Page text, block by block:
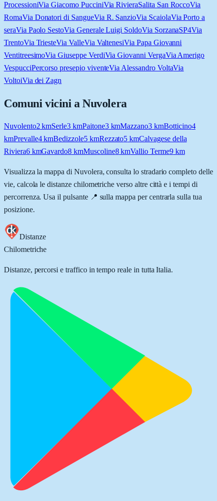
ProcessioniVia Giacomo PucciniVia RivieraSalita San RoccoVia
RomaVia Donatori di SangueVia R. SanzioVia ScaiolaVia Porto a
seraVia Paolo SestoVia Generale Luigi SoldoVia SorzanaSP4Via
TrentoVia TriesteVia ValleVia ValtenesiVia Papa Giovanni
VentitreesimoVia Giuseppe VerdiVia Giovanni VergaVia Amerigo
VespucciPercorso presepio viventeVia Alessandro VoltaVia
VoltoiVia dei Zagn
Comuni vicini aNuvolera
Nuvolento2 kmSerle3 kmPaitone3kmMazzano3 kmBotticino4
kmPrevalle4kmBedizzole5kmRezzato5 kmCalvagese della
Riviera6kmGavardo8 kmMuscoline8kmVallio Terme9km
Visualizza la mappa di Nuvolera, consulta lo stradario completo delle
vie, calcola le distanze chilometriche verso altre città e i tempi di
percorrenza. Usa il pulsante 📍 sulla mappa per centrarla sulla tua
posizione.
Distanze
Chilometriche
Distanze, percorsi e traffico in tempo reale in tutta Italia.